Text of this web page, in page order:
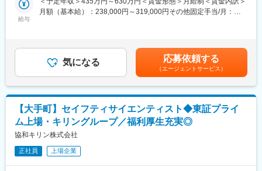
CRO、SMO、CSO、NRO、GR、益新の6つの事業を展開してい
るEPSグループとして豊富なキャリアパスが用意されています。
ャリアプランを実現することが可能です。
【高い安定性】
決算指標の中でも安定性を示すといわれる流動比率は250％超、
自己資本比率も65％超と競合と比較しても高い安定性を誇ってい
ます。
変更の範囲：会社の定める業務
研究報告・
・定期安全性報告・PSUR案作成
・添付文書の使用上の注意改訂案作成
※2026年10月1日付で事業再編および承継会社の商号変更を予定し
ており、本求人は新会社（株式会社 EPデータウィーブ）へ承継さ
れます。
詳細：https://www.eps.co.jp/ja/pdf/20260630114451.pdf
【同社について】
給与
月額（基本給）：238,000円～319,000円その他固定手当/月：
ヵ月が目安）賃金はあくまでも目安の金額であり、選考を通じて
上下する可能性があります。月給(月額)は固定手当を含めた表記で
す。
気になる 応募依頼する
（エージェントサービス）
【大手町】セイフティサイエンティスト◆東証プライ
ム上場・キリングループ／福利厚生充実◎
協和キリン株式会社
正社員 上場企業